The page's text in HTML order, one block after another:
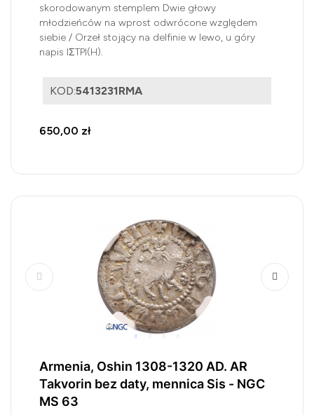
skorodowanym stemplem Dwie głowy
młodzieńców na wprost odwrócone względem
siebie / Orzeł stojący na delfinie w lewo, u góry
napis IΣTPI(H).
KOD:5413231RMA
650,00 zł
Armenia, Oshin 1308-1320 AD. AR
Takvorin bez daty, mennica Sis - NGC
MS 63